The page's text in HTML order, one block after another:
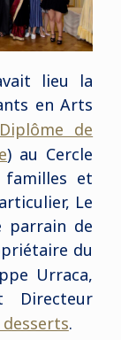
lieu la
en Arts
Diplôme de
) au Cercle
familles et
Le
parrain de
du
Urraca,
Directeur
desserts.